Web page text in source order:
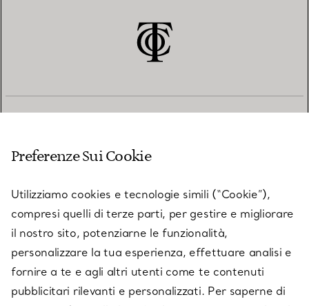
SU TIFFANY & CO.
LEGALE
Preferenze Sui Cookie
Utilizziamo cookies e tecnologie simili (“Cookie”),
compresi quelli di terze parti, per gestire e migliorare
il nostro sito, potenziarne le funzionalità,
personalizzare la tua esperienza, effettuare analisi e
fornire a te e agli altri utenti come te contenuti
pubblicitari rilevanti e personalizzati. Per saperne di